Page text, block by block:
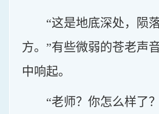
“这是地底深处，陨
方。”有些微弱的苍老声
中响起。
“老师？你怎么样了